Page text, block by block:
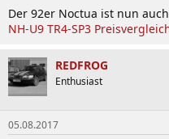
Der 92er Noctua ist nun
NH-U9 TR4-SP3
REDFROG
Enthusiast
05.08.2017